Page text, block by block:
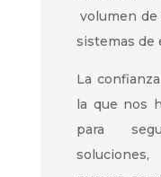
volumen de
sistemas de
La
la que nos
para